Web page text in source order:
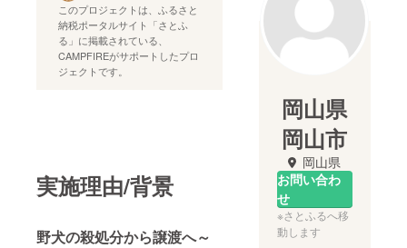
このプロジェクトは、ふるさと
納税ポータルサイト「さとふ
る」に掲載されている、
CAMPFIREがサポートしたプロ
ジェクトです。
実施理由/背景
野犬の殺処分から譲渡へ～
岡山県
岡山市
岡山県
お問い合わ
せ
※さとふるへ移
動します